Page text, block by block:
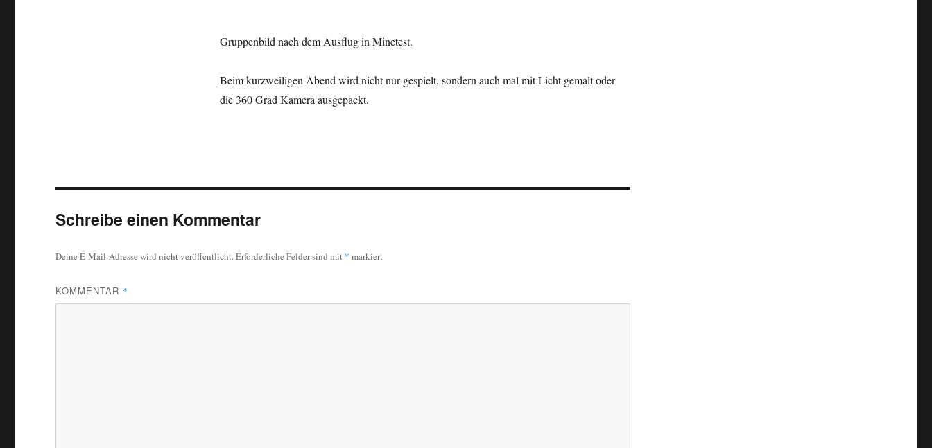
Gruppenbild nach dem Ausflug in Minetest.
Beim kurzweiligen Abend wird nicht nur gespielt, sondern auch mal mit Licht gemalt oder
die 360 Grad Kamera ausgepackt.
Schreibe einen Kommentar
Deine E-Mail-Adresse wird nicht veröffentlicht.Erforderliche Felder sind mit * markiert
KOMMENTAR *